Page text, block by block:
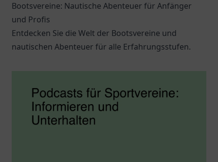
Bootsvereine: Nautische Abenteuer für Anfänger
und Profis
Entdecken Sie die Welt der Bootsvereine und
nautischen Abenteuer für alle Erfahrungsstufen.